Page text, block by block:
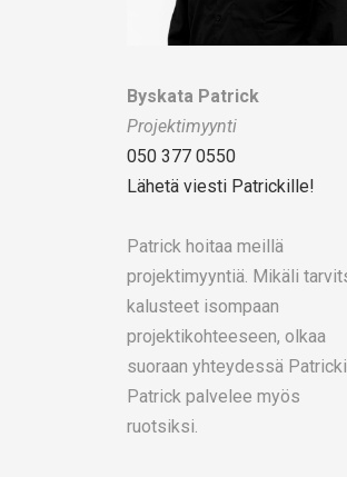
Byskata Patrick
Projektimyynti
050 377 0550
Lähetä viesti Patrickille!
Patrick hoitaa meillä
projektimyyntiä. Mikäli
kalusteet isompaan
projektikohteeseen, olkaa
suoraan yhteydessä
Patrick palvelee myös
ruotsiksi.